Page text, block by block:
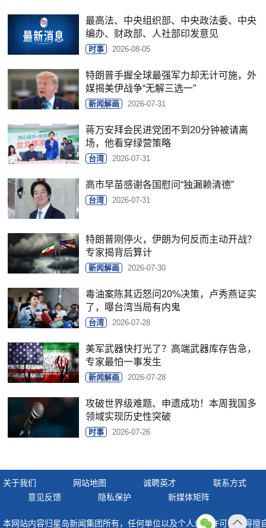
最高法、中央组织部、中央政法委、中央
编办、财政部、人社部印发意见
时事 2026-08-05
特朗普手握全球最强军力却无计可施，外
媒揭美伊战争“无解三选一”
新闻解画 2026-07-31
蒋万安拜会民进党团不到20分钟被请离
场，他看穿绿营策略
台湾 2026-07-31
高市早苗感谢各国慰问“独漏赖清德”
台湾 2026-07-31
特朗普刚停火，伊朗为何反而主动开战？
专家揭背后算计
新闻解画 2026-07-30
毒油案陈其迈怒问20%决策，卢秀燕证实
了，曝台湾当局有内鬼
台湾 2026-07-28
美军武器快打光了？高端武器库存告急，
专家最怕一事发生
新闻解画 2026-07-28
攻破世界级难题、申遗成功！本周我国多
领域实现历史性突破
时事 2026-07-26
关于我们 网站地图 诚聘英才
联系方式
意见反馈
隐私保护 新媒体矩阵
本网站内容归星岛新闻集团所有，任何单位以及个人未经许可，不得擅